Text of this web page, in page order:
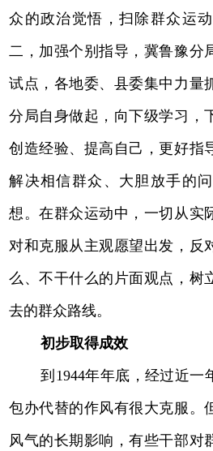
众的政治觉悟，扫除群众运
二，加强个别指导，冀鲁豫分
试点，各地委、县委集中力量
分局自身做起，向下级学习，
创造经验、提高自己，更好指
解决相信群众、大胆放手的
想。在群众运动中，一切从实
对和克服从主观愿望出发，反
么、不干什么的片面观点，树
去的群众路线。
初步取得成效
到1944年年底，经过近一
包办代替的作风有很大克服。
风气的长期影响，有些干部对